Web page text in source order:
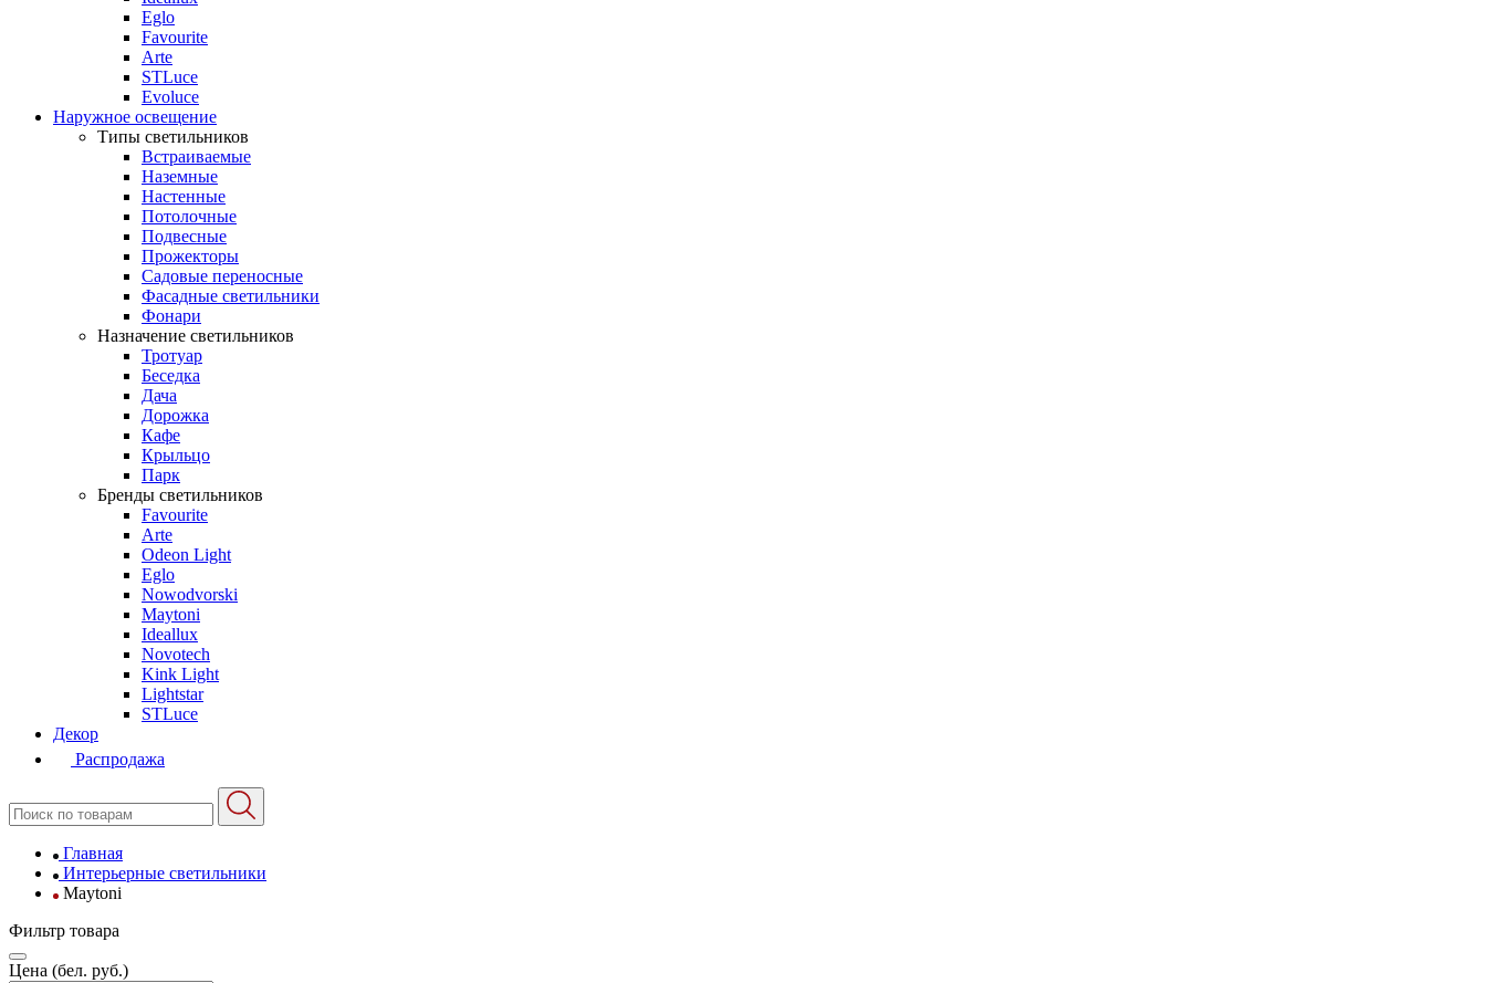
Eglo
Favourite
Arte
STLuce
Evoluce
Наружное освещение
Типы светильников
Встраиваемые
Наземные
Настенные
Потолочные
Подвесные
Прожекторы
Садовые переносные
Фасадные светильники
Фонари
Назначение светильников
Тротуар
Беседка
Дача
Дорожка
Кафе
Крыльцо
Парк
Бренды светильников
Favourite
Arte
Odeon Light
Eglo
Nowodvorski
Maytoni
Ideallux
Novotech
Kink Light
Lightstar
STLuce
Декор
Распродажа
Главная
Интерьерные светильники
Maytoni
Фильтр товара
Цена (бел. руб.)